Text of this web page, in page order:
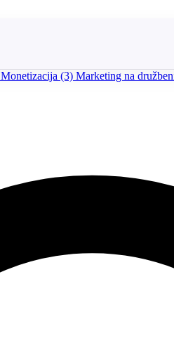
Monetizacija (3) Marketing na